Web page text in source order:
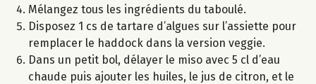
Mélangez tous les ingrédients du taboulé.
Disposez 1 cs de tartare d’algues sur l’assiette pour
remplacer le haddock dans la version veggie.
Dans un petit bol, délayer le miso avec 5 cl d’eau
chaude puis ajouter les huiles, le jus de citron, et le